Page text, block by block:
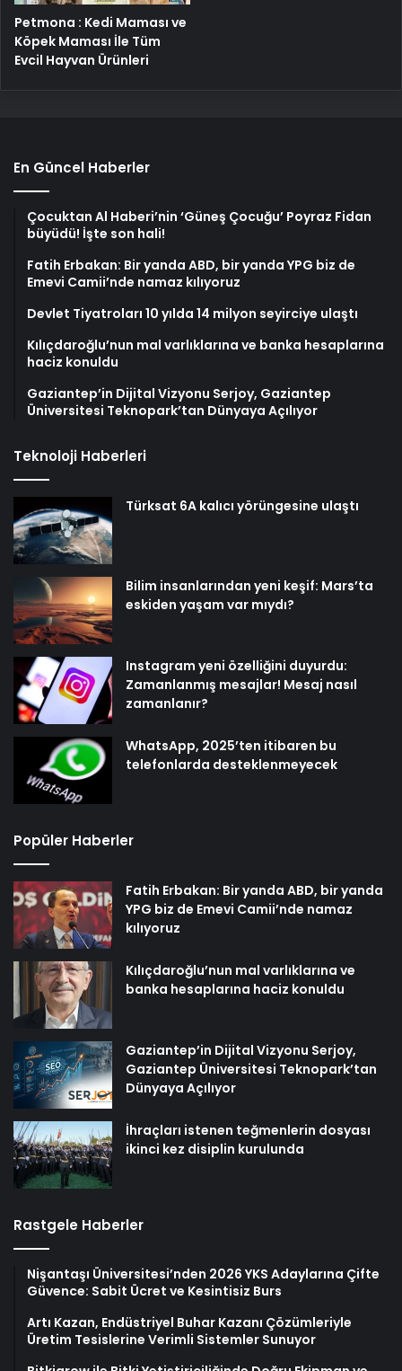
Petmona : Kedi Maması ve
Köpek Maması İle Tüm
Evcil Hayvan Ürünleri
En Güncel Haberler
Çocuktan Al Haberi’nin ‘Güneş Çocuğu’ Poyraz Fidan
büyüdü! İşte son hali!
Fatih Erbakan: Bir yanda ABD, bir yanda YPG biz de
Emevi Camii’nde namaz kılıyoruz
Devlet Tiyatroları 10 yılda 14 milyon seyirciye ulaştı
Kılıçdaroğlu’nun mal varlıklarına ve banka hesaplarına
haciz konuldu
Gaziantep’in Dijital Vizyonu Serjoy, Gaziantep
Üniversitesi Teknopark’tan Dünyaya Açılıyor
Teknoloji Haberleri
Türksat 6A kalıcı yörüngesine ulaştı
Bilim insanlarından yeni keşif: Mars’ta
eskiden yaşam var mıydı?
Instagram yeni özelliğini duyurdu:
Zamanlanmış mesajlar! Mesaj nasıl
zamanlanır?
WhatsApp, 2025’ten itibaren bu
telefonlarda desteklenmeyecek
Popüler Haberler
Fatih Erbakan: Bir yanda ABD, bir yanda
YPG biz de Emevi Camii’nde namaz
kılıyoruz
Kılıçdaroğlu’nun mal varlıklarına ve
banka hesaplarına haciz konuldu
Gaziantep’in Dijital Vizyonu Serjoy,
Gaziantep Üniversitesi Teknopark’tan
Dünyaya Açılıyor
İhraçları istenen teğmenlerin dosyası
ikinci kez disiplin kurulunda
Rastgele Haberler
Nişantaşı Üniversitesi’nden 2026 YKS Adaylarına Çifte
Güvence: Sabit Ücret ve Kesintisiz Burs
Artı Kazan, Endüstriyel Buhar Kazanı Çözümleriyle
Üretim Tesislerine Verimli Sistemler Sunuyor